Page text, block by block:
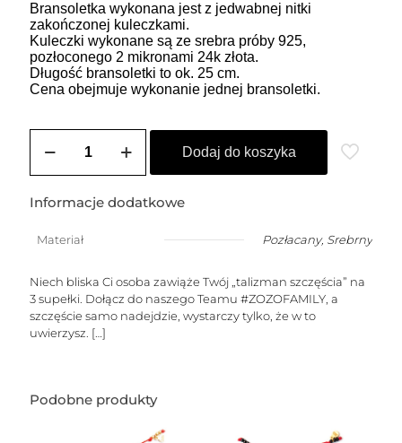
Bransoletka wykonana jest z jedwabnej nitki
zakończonej kuleczkami.
Kuleczki wykonane są ze srebra próby 925,
pozłoconego 2 mikronami 24k złota.
Długość bransoletki to ok. 25 cm.
Cena obejmuje wykonanie jednej bransoletki.
Bransoletka
szczęście
dowolną
Dodaj do koszyka
Informacje dodatkowe
Materiał Pozłacany, Srebrny
Niech bliska Ci osoba zawiąże Twój „talizman szczęścia” na
3 supełki. Dołącz do naszego Teamu #ZOZOFAMILY, a
szczęście samo nadejdzie, wystarczy tylko, że w to
uwierzysz. […]
Podobne produkty